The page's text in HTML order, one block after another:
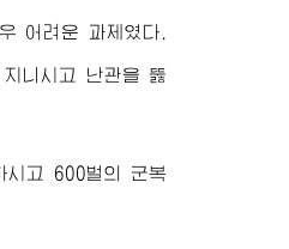
어려운 과제였다.
니시고 난관을 뚫
시고 600벌의 군복